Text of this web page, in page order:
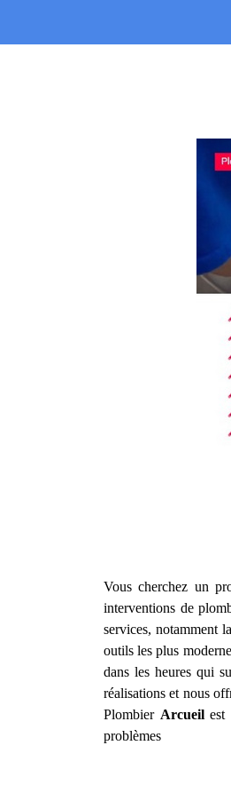
Vous cherchez un
interventions de
services, notamment
outils les plus
dans les heures qui
réalisations et nous
Plombier Arcueilest
problèmes